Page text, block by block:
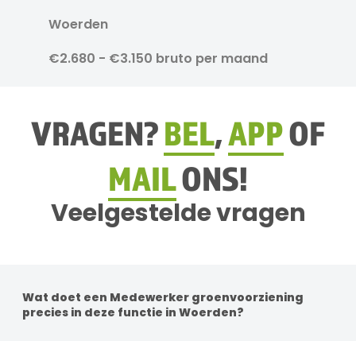
Woerden
€2.680 - €3.150 bruto per maand
VRAGEN?BEL,APPOF
MAILONS!
Veelgestelde vragen
Wat doet een Medewerker groenvoorziening
precies in deze functie in Woerden?